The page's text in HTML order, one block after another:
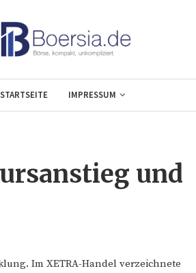
STARTSEITE IMPRESSUM
und
Im XETRA-Handel verzeichnete